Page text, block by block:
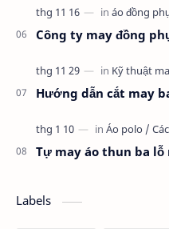
Công ty may đồng
Hướng dẫn cắt may
Tự may áo thun ba lỗ
Labels